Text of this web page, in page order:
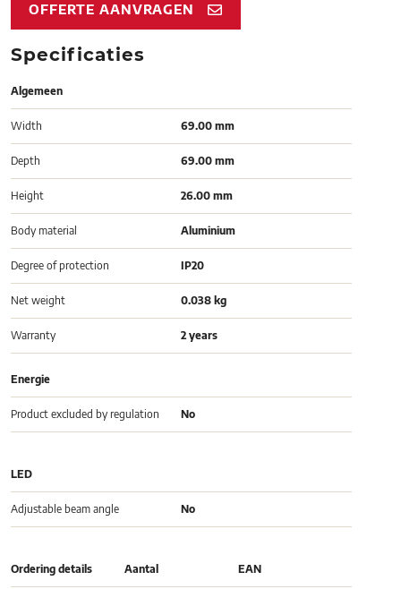
OFFERTE AANVRAGEN
Specificaties
Algemeen
Width 69.00 mm
Depth 69.00 mm
Height 26.00 mm
Body material Aluminium
Degree of protection IP20
Net weight 0.038 kg
Warranty 2 years
Energie
Product excluded by regulation No
LED
Adjustable beam angle No
Ordering details Aantal EAN